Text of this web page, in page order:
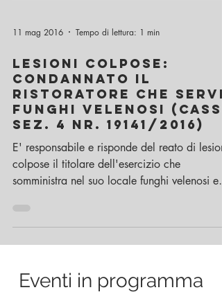
11 mag 2016 Tempo di lettura: 1 min
LESIONI COLPOSE:
condannato il
ristoratore che serve
funghi velenosi (Cass.
Sez. 4 nr. 19141/2016)
E' responsabile e risponde del reato di lesioni
colpose il titolare dell'esercizio che
somministra nel suo locale funghi velenosi e
Eventi in programma